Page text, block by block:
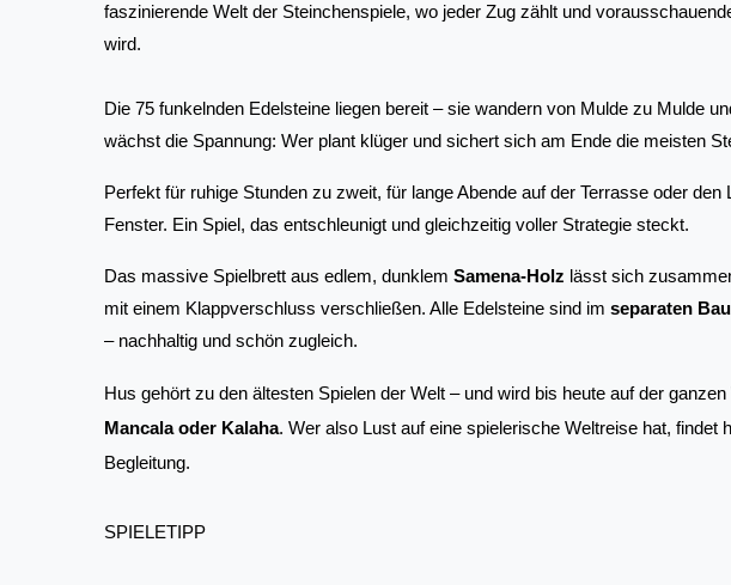
faszinierende Welt der Steinchenspiele, wo jeder Zug zählt und
wird.
Die 75 funkelnden Edelsteine liegen bereit – sie wandern von Mulde zu Mulde
wächst die Spannung: Wer plant klüger und sichert sich am Ende die meisten
Perfekt für ruhige Stunden zu zweit, für lange Abende auf der Terrasse oder den
Fenster. Ein Spiel, das entschleunigt und gleichzeitig voller Strategie steckt.
Das massive Spielbrett aus edlem, dunklem Samena-Holz lässt sich
mit einem Klappverschluss verschließen. Alle Edelsteine sind im separaten
– nachhaltig und schön zugleich.
Hus gehört zu den ältesten Spielen der Welt – und wird bis heute auf der
Mancala oder Kalaha. Wer also Lust auf eine spielerische Weltreise hat, findet
Begleitung.
SPIELETIPP